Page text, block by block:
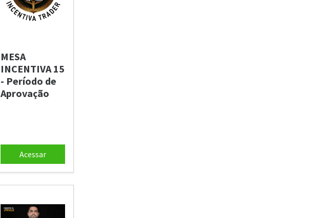
MESA
INCENTIVA 15
- Período de
Aprovação
Acessar